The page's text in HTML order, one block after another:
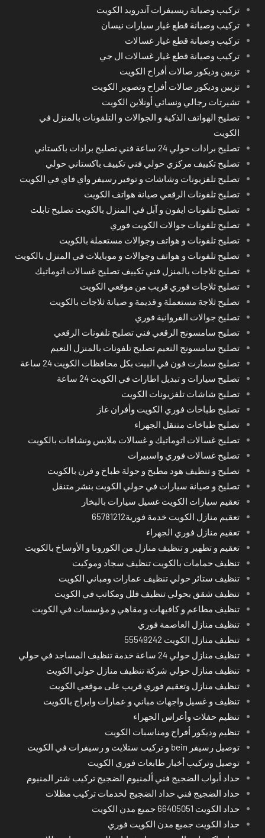
تركيب وصيانة ريسيفرات آندرويد الكويت
تركيب وصيانة قطع غيار سيارات نيسان
تركيب وصيانة قطع غيار غسالات
تركيب وصيانة قطع غيار غسالات ال جي
تزيين وديكور صالات أفراح الكويت
تزيين وديكور صالات أفراح وتصوير الكويت
تشيرتات رجالي ونسائي أونلاين الكويت
تصليح الهواتف الذكية و الجوالات و التلفونات بالمنزل في
الكويت
تصليح برادات حولي 24 ساعة فني تصليح برادات باكستاني
تصليح تكييف مركزي حولي فني تكييف باكستاني حولي
تصليح تلفزيونات وشاشات و توفير رسيفر واي فاي في الكويت
تصليح تلفونات الرقعي صيانة هواتف الكويت
تصليح تلفونات ايفون و آبل في المنزل بالكويت تصليح تابلت
تصليح تلفونات جوالات الكويت فوري
تصليح تلفونات و هواتف وجوالات مستعملة بالكويت
تصليح تلفونات و هواتف وجوالات و موبايلات في المنزل بالكويت
تصليح ثلاجات بالمنزل فني تكييف تصليح غسالات اتوماتيك
تصليح ثلاجات فوري قريب من موقعي الكويت
تصليح ثلاجة مستعملة و قديمة و صيانة ثلاجات بالكويت
تصليح جوالات الفروانية فوري
تصليح سامسونج الرقعي فني تصليح تلفونات الرقعي
تصليح سامسونج النعيم تصليح تلفونات بالمنزل النعيم
تصليح سمارت فون في البيت بكل محافظات الكويت 24 ساعة
تصليح سيارات و تبديل اطارات في الكويت 24 ساعة
تصليح شاشات تلفزيونات الكويت
تصليح طباخات فوري الكويت وأفران غاز
تصليح طباخات متنقل الجهراء
تصليح غسالات اتوماتيك و غسالات ملابس ونشافات بالكويت
تصليح غسالات فوري واسبيرات
تصليح و تنظيف هود مطبخ و جولة طباخ و فرن بالكويت
تصليح و صيانة سيارات في حولي الكويت بنشر متنقل
تعقيم سيارات الكويت غسيل سيارات بالبخار
تعقيم منازل الكويت خدمة فورية65781212
تعقيم منازل فوري الجهراء
تعقيم و تطهير و تنظيف منازل من الكورونا و الأوساخ بالكويت
تنظيف حمامات بالكويت تنظيف سجاد وموكيت
تنظيف ستائر حولي تنظيف عمارات ومباني الكويت
تنظيف شقق بحولي تنظيف فلل ومكاتب في الكويت
تنظيف مطاعم و كافيهات و مقاهي و مؤسسات في الكويت
تنظيف منازل العاصمة فوري
تنظيف منازل الكويت 55549242
تنظيف منازل حولي 24 ساعة خدمة تنظيف المساجد في حولي
تنظيف منازل حولي شركة تنظيف منازل حولي الكويت
تنظيف منازل وتعقيم فوري قريب على موقعي الكويت
تنظيف و غسيل واجهات مباني و عمارات وابراج بالكويت
تنظيم حفلات وأعراس الجهراء
تنظيم وديكور أفراح ومناسبات الكويت
توصيل رسيفر bein و تركيب ستلايت و رسيفرات في الكويت
توصيل وتركيب أخبار طابعات فوري الكويت
حداد أبواب الضجيج فني ألمنيوم الضجيج تركيب شتر المنيوم
حداد الضجيج فني حداد الضجيج لخدمات تركيب مظلات
حداد الكويت 66405051 جميع مدن الكويت
حداد الكويت جميع مدن الكويت فوري